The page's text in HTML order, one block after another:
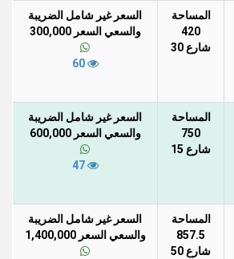
المساحة
420
شارع 30
السعر غير شامل الضريبة
والسعي السعر 300,000
60
المساحة
750
شارع 15
السعر غير شامل الضريبة
والسعي السعر 600,000
47
المساحة
857.5
شارع 50
السعر غير شامل الضريبة
والسعي السعر 1,400,000